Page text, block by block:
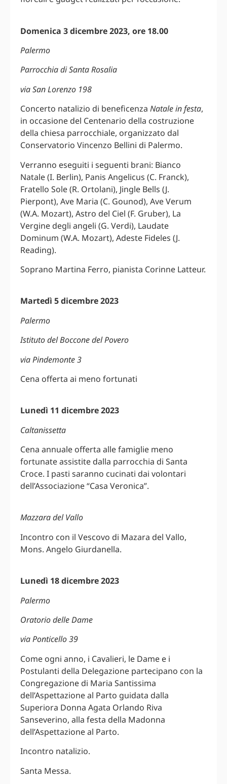
Domenica 3 dicembre 2023, ore 18.00
Palermo
Parrocchia di Santa Rosalia
via San Lorenzo 198
Concerto natalizio di beneficenza Natale in festa,
in occasione del Centenario della costruzione
della chiesa parrocchiale, organizzato dal
Conservatorio Vincenzo Bellini di Palermo.
Verranno eseguiti i seguenti brani: Bianco
Natale (I. Berlin), Panis Angelicus (C. Franck),
Fratello Sole (R. Ortolani), Jingle Bells (J.
Pierpont), Ave Maria (C. Gounod), Ave Verum
(W.A. Mozart), Astro del Ciel (F. Gruber), La
Vergine degli angeli (G. Verdi), Laudate
Dominum (W.A. Mozart), Adeste Fideles (J.
Reading).
Soprano Martina Ferro, pianista Corinne Latteur.
Martedì 5 dicembre 2023
Palermo
Istituto del Boccone del Povero
via Pindemonte 3
Cena offerta ai meno fortunati
Lunedì 11 dicembre 2023
Caltanissetta
Cena annuale offerta alle famiglie meno
fortunate assistite dalla parrocchia di Santa
Croce. I pasti saranno cucinati dai volontari
dell’Associazione “Casa Veronica”.
Mazzara del Vallo
Incontro con il Vescovo di Mazara del Vallo,
Mons. Angelo Giurdanella.
Lunedì 18 dicembre 2023
Palermo
Oratorio delle Dame
via Ponticello 39
Come ogni anno, i Cavalieri, le Dame e i
Postulanti della Delegazione partecipano con la
Congregazione di Maria Santissima
dell’Aspettazione al Parto guidata dalla
Superiora Donna Agata Orlando Riva
Sanseverino, alla festa della Madonna
dell’Aspettazione al Parto.
Incontro natalizio.
Santa Messa.